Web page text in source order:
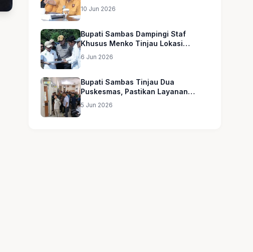
MBG
10 Jun 2026
Bupati Sambas Dampingi Staf
Khusus Menko Tinjau Lokasi
Sekolah Rakyat
6 Jun 2026
Bupati Sambas Tinjau Dua
Puskesmas, Pastikan Layanan
Kesehatan Merata
5 Jun 2026